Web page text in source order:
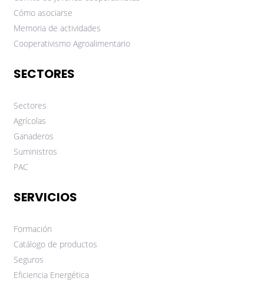
Cómo asociarse
Memoria de actividades
Cooperativismo Agroalimentario
SECTORES
Sectores
Agrícolas
Ganaderos
Suministros
PAC
SERVICIOS
Formación
Catálogo de productos
Seguros
Eficiencia Energética